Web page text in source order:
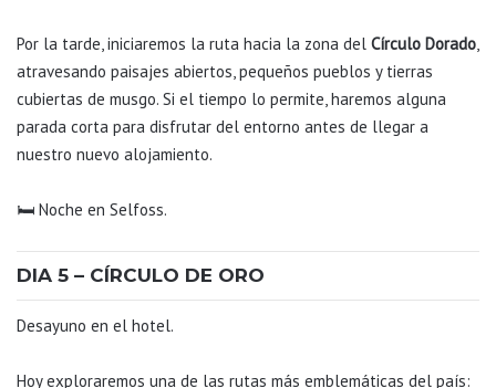
Por la tarde, iniciaremos la ruta hacia la zona del Círculo Dorado,
atravesando paisajes abiertos, pequeños pueblos y tierras
cubiertas de musgo. Si el tiempo lo permite, haremos alguna
parada corta para disfrutar del entorno antes de llegar a
nuestro nuevo alojamiento.
🛏️ Noche en Selfoss.
DIA 5 – CÍRCULO DE ORO
Desayuno en el hotel.
Hoy exploraremos una de las rutas más emblemáticas del país: